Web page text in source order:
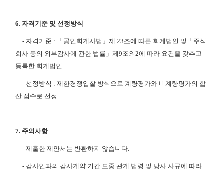
6.자격기준 및 선정방식
- 자격기준 : 「공인회계사법」제 23조에 따른 회계법인 및「주식
회사 등의 외부감사에 관한 법률」제9조의2에 따라 요건을 갖추고
등록한 회계법인
- 선정방식 : 제한경쟁입찰 방식으로 계량평가와 비계량평가의 합
산 점수로 선정
7. 주의사항
- 제출한 제안서는 반환하지 않습니다.
- 감사인과의 감사계약 기간 도중 관계 법령 및 당사 사규에 따라